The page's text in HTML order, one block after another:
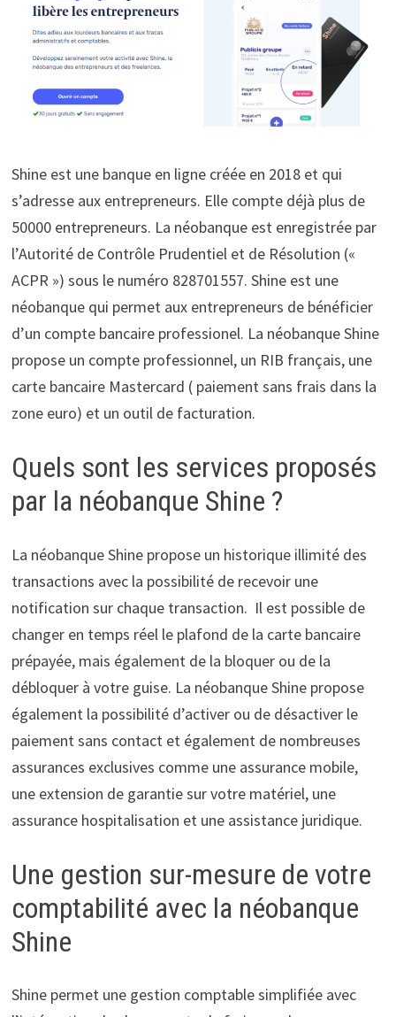
Shine est une banque en ligne créée en 2018 et qui
s’adresse aux entrepreneurs. Elle compte déjà plus de
50000 entrepreneurs. La néobanque est enregistrée par
l’Autorité de Contrôle Prudentiel et de Résolution («
ACPR ») sous le numéro 828701557. Shine est une
néobanque qui permet aux entrepreneurs de bénéficier
d’un compte bancaire professionel. La néobanque Shine
propose un compte professionnel, un RIB français, une
carte bancaire Mastercard ( paiement sans frais dans la
zone euro) et un outil de facturation.
Quels sont les services proposés
par la néobanque Shine ?
La néobanque Shine propose un historique illimité des
transactions avec la possibilité de recevoir une
notification sur chaque transaction. Il est possible de
changer en temps réel le plafond de la carte bancaire
prépayée, mais également de la bloquer ou de la
débloquer à votre guise. La néobanque Shine propose
également la possibilité d’activer ou de désactiver le
paiement sans contact et également de nombreuses
assurances exclusives comme une ​assurance mobile,
une extension de garantie sur votre matériel, une
assurance hospitalisation et une assistance juridique.
Une gestion sur-mesure de votre
comptabilité avec la néobanque
Shine
Shine permet une gestion comptable simplifiée avec